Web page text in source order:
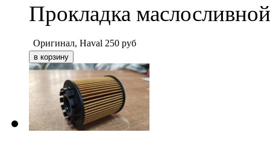
Прокладка
Оригинал, Haval 250 руб